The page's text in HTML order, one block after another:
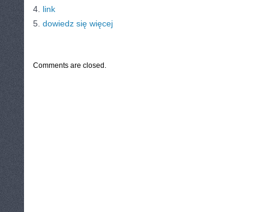
4. link
5. dowiedz się więcej
Comments are closed.